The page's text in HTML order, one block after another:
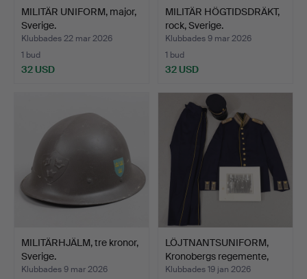
MILITÄR UNIFORM, major,
Sverige.
Klubbades 22 mar 2026
1 bud
32 USD
MILITÄR HÖGTIDSDRÄKT,
rock, Sverige.
Klubbades 9 mar 2026
1 bud
32 USD
MILITÄRHJÄLM, tre kronor,
Sverige.
Klubbades 9 mar 2026
LÖJTNANTSUNIFORM,
Kronobergs regemente,
19…
Klubbades 19 jan 2026